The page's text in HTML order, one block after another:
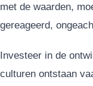
met de waarden,
gereageerd,
Investeer in de
culturen ontstaan